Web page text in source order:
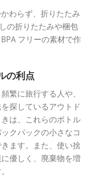
わらず、折りたたみ
の折りたたみや梱包
フリーの素材で作
の利点
繁に旅行する人や、
探しているアウトド
は、これらのボトル
クパックの小さなコ
ます。また、使い捨
優しく、廃棄物を増